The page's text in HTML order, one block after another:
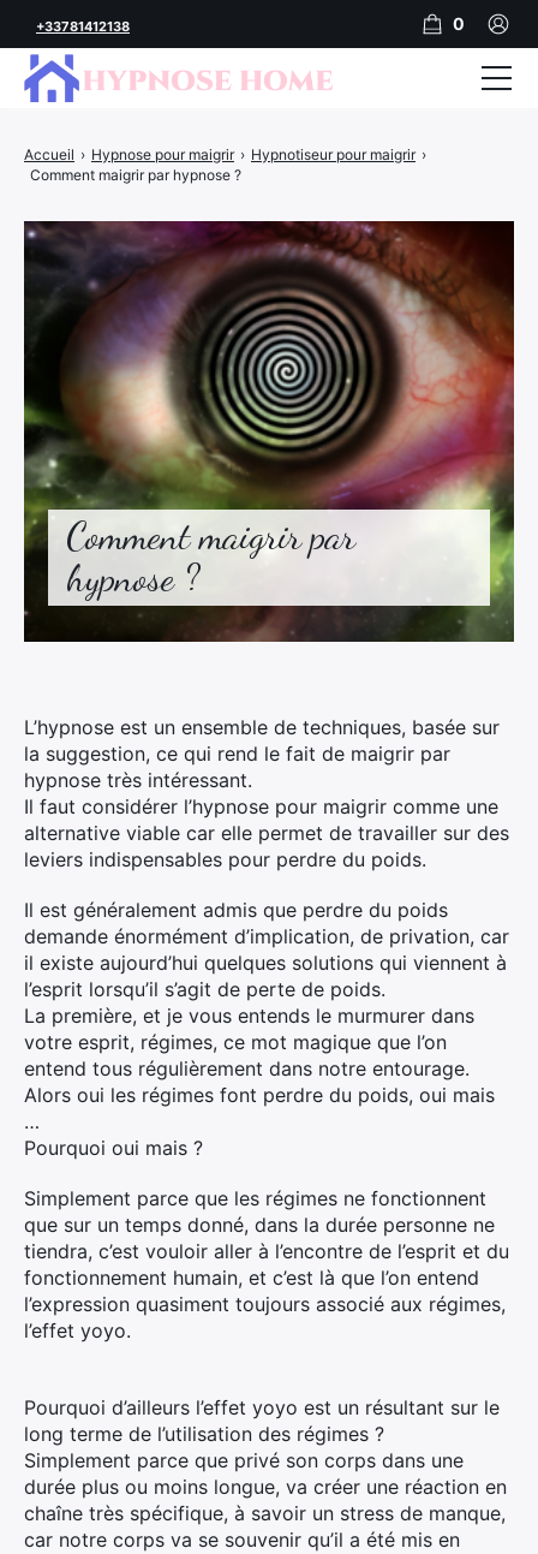
Comment maigrir par
hypnose ?
Accueil › Hypnose pour maigrir › Hypnotiseur pour maigrir ›
Comment maigrir par hypnose ?
L’hypnose est un ensemble de techniques, basée sur
la suggestion, ce qui rend le fait de maigrir par
hypnose très intéressant.
Il faut considérer l’hypnose pour maigrir comme une
alternative viable car elle permet de travailler sur des
leviers indispensables pour perdre du poids.
Il est généralement admis que perdre du poids
demande énormément d’implication, de privation, car
il existe aujourd’hui quelques solutions qui viennent à
l’esprit lorsqu’il s’agit de perte de poids.
La première, et je vous entends le murmurer dans
votre esprit, régimes, ce mot magique que l’on
entend tous régulièrement dans notre entourage.
Alors oui les régimes font perdre du poids, oui mais
…
Pourquoi oui mais ?
Simplement parce que les régimes ne fonctionnent
que sur un temps donné, dans la durée personne ne
tiendra, c’est vouloir aller à l’encontre de l’esprit et du
fonctionnement humain, et c’est là que l’on entend
l’expression quasiment toujours associé aux régimes,
l’effet yoyo.
Pourquoi d’ailleurs l’effet yoyo est un résultant sur le
long terme de l’utilisation des régimes ?
Simplement parce que privé son corps dans une
durée plus ou moins longue, va créer une réaction en
chaîne très spécifique, à savoir un stress de manque,
car notre corps va se souvenir qu’il a été mis en
+33781412138 0
Audios MP3 d’hypnose
Séance en cabinet
Mon compte
Finalisation de la commande